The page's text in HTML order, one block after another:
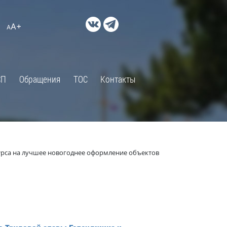
АA+
Обращения ТОС Контакты
×
ДОКУМЕНТЫ
Правовые акты и их экспертиза
Экспертиза действующих
нормативных правовых актов
Оценка применения
на лучшее новогоднее оформление объектов